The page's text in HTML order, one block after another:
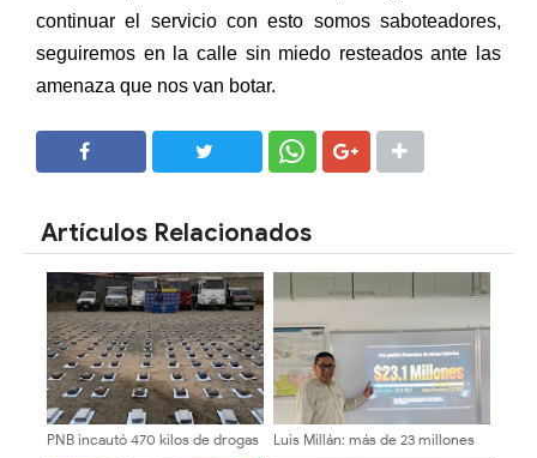
continuar el servicio con esto somos saboteadores,
seguiremos en la calle sin miedo resteados ante las
amenaza que nos van botar.
Artículos Relacionados
PNB incautó 470 kilos de drogas
Luis Millán: más de 23 millones